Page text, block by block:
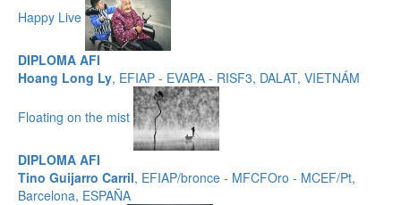
Happy Live
DIPLOMA AFI
Hoang Long Ly, EFIAP - EVAPA - RISF3, DALAT, VIETNÁM
Floating on the mist
DIPLOMA AFI
Tino Guijarro Carril, EFIAP/bronce - MFCFOro - MCEF/Pt,
Barcelona, ESPAÑA